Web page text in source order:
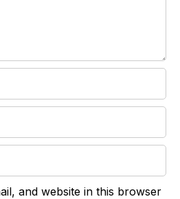
and website in this browser